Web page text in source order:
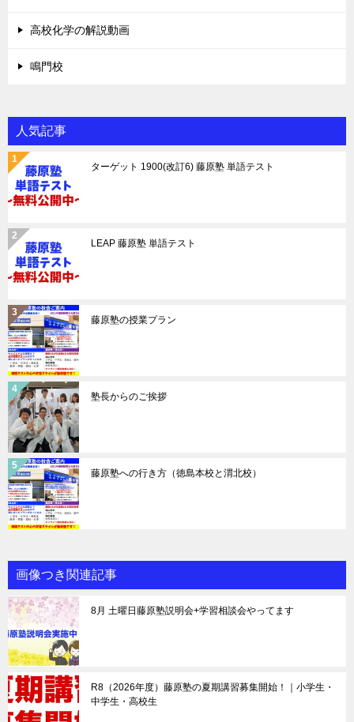
高校化学の解説動画
鳴門校
人気記事
ターゲット 1900(改訂6) 藤原塾 単語テスト
LEAP 藤原塾 単語テスト
藤原塾の授業プラン
塾長からのご挨拶
藤原塾への行き方（徳島本校と渭北校）
画像つき関連記事
8月 土曜日藤原塾説明会+学習相談会やってます
R8（2026年度）藤原塾の夏期講習募集開始！｜小学生・
中学生・高校生